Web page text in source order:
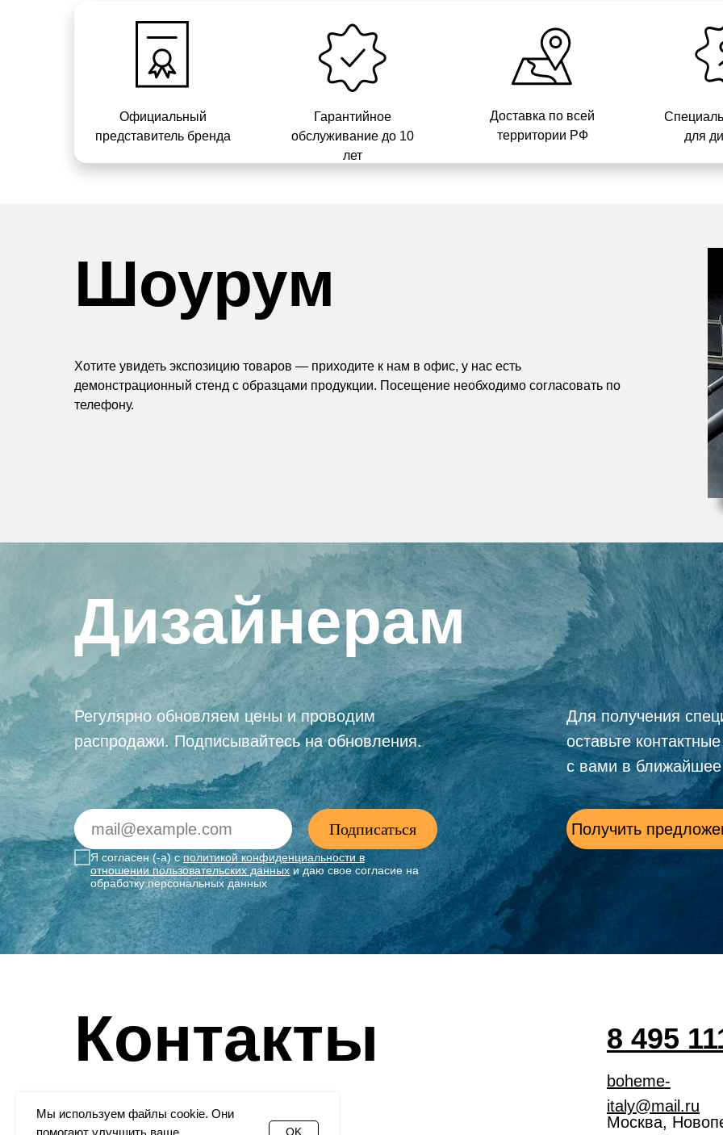
Мы используем файлы cookie. Они
помогают улучшить ваше
OK
Официальный
представитель бренда
Доставка по всей
территории РФ
Гарантийное
обслуживание до 10
лет
для
Шоурум
Хотите увидеть экспозицию товаров — приходите к нам в офис, у нас есть
демонстрационный стенд с образцами продукции. Посещение необходимо согласовать по
телефону.
Дизайнерам
Регулярно обновляем цены и проводим
распродажи. Подписывайтесь на обновления.
Я согласен (-а) сполитикой конфиденциальности в
отношении пользовательских данных и даю свое согласие на
обработку персональных данных
Подписаться
Для получения
оставьте
с вами в
Получить
Контакты 8 495
boheme-
italy@mail.ru
Москва,